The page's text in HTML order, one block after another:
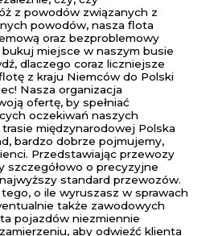
z powodów związanych z
powodów, nasza flota
oraz bezproblemowy
miejsce w naszym busie
dlaczego coraz liczniejsze
z kraju Niemców do Polski
Nasza organizacja
ofertę, by spełniać
oczekiwań naszych
międzynarodowej Polska
bardzo dobrze pojmujemy,
Przedstawiając przewozy
szczegółowo o precyzyjne
standard przewozów.
o ile wyruszasz w sprawach
także zawodowych
pojazdów niezmiennie
aby odwieźć klienta